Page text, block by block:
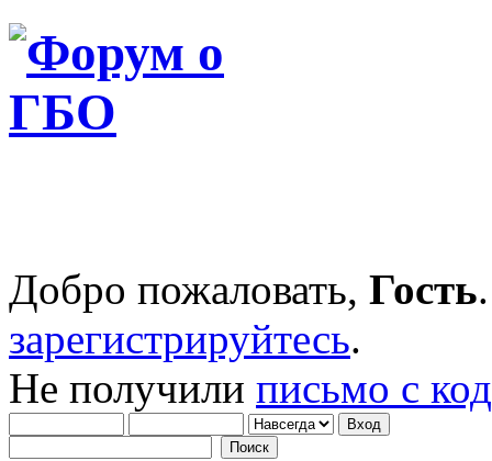
Добро пожаловать, Гость
зарегистрируйтесь.
Не получили письмо с